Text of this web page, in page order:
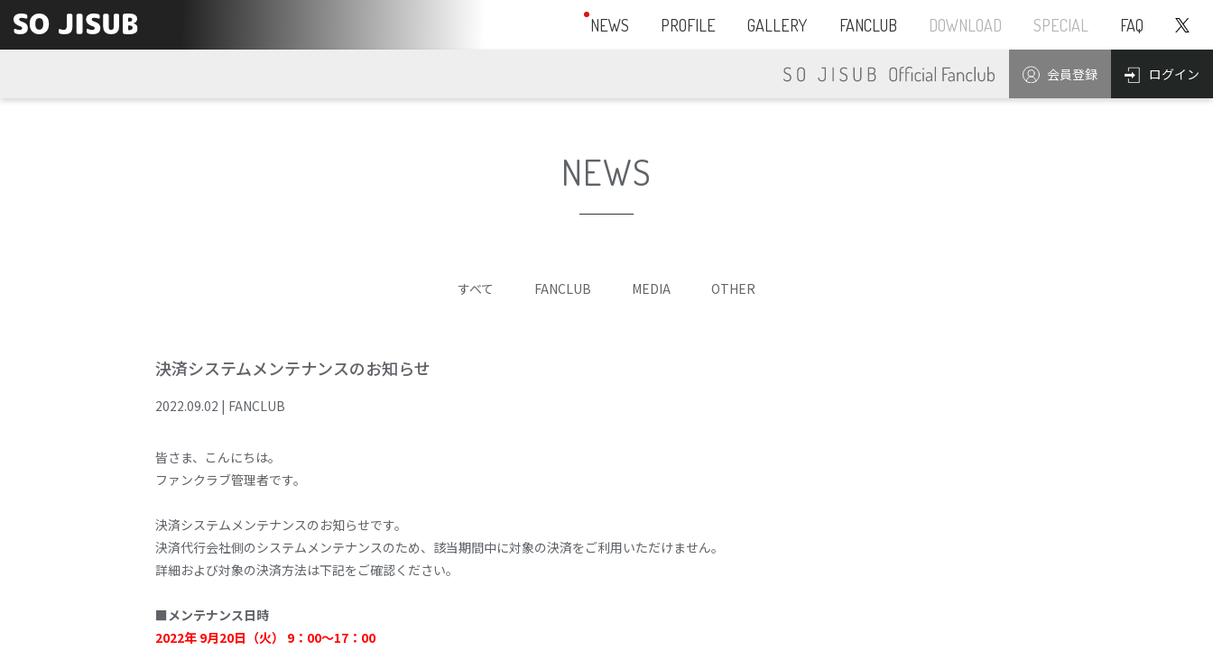
NEWS PROFILE GALLERY FANCLUB DOWNLOAD SPECIAL FAQ
会員登録 ログイン
NEWS
すべて FANCLUB MEDIA OTHER
決済システムメンテナンスのお知らせ
2022.09.02 | FANCLUB
皆さま、こんにちは。
ファンクラブ管理者です。
決済システムメンテナンスのお知らせです。
決済代行会社側のシステムメンテナンスのため、該当期間中に対象の決済をご利用いただけません。
詳細および対象の決済方法は下記をご確認ください。
■メンテナンス日時
2022年 9月20日（火） 9：00～17：00